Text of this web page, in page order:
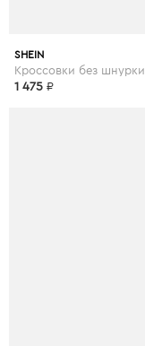
SHEIN
Кроссовки без шнурки
1 475 ₽